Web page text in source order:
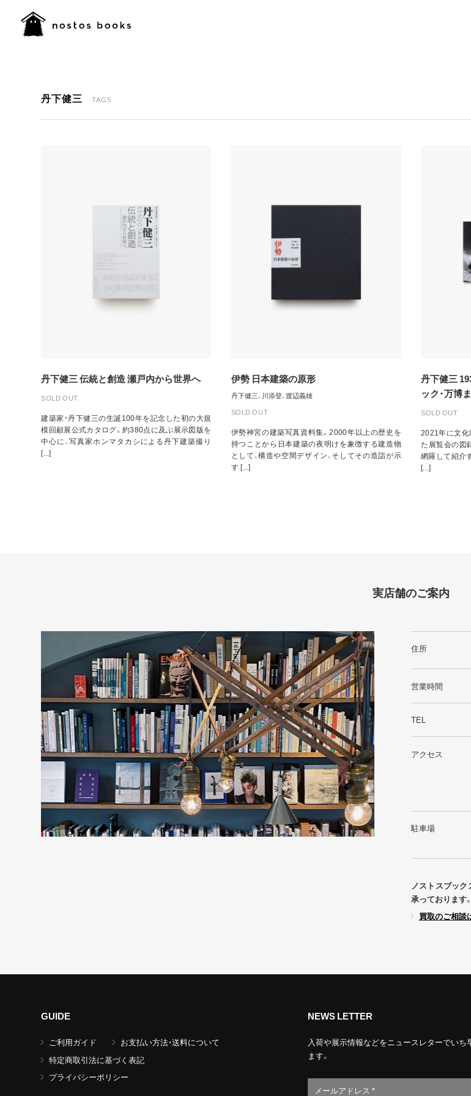
丹下健三 TAGS
丹下健三 伝統と創造 瀬戸内から世界へ
SOLD OUT
建築家・丹下健三の生誕100年を記念した初の大規
模回顧展公式カタログ。約380点に及ぶ展示図版を
中心に、写真家ホンマタカシによる丹下建築撮り
[...]
伊勢 日本建築の原形
丹下健三、川添登、渡辺義雄
SOLD OUT
伊勢神宮の建築写真資料集。2000年以上の歴史を
持つことから日本建築の夜明けを象徴する建造物
として、構造や空間デザイン、そしてその造詣が示
す [...]
丹下健三
ック・万博
SOLD OUT
2021年に文
た展覧会の図
網羅して紹介
[...]
実店舗のご案内
住所
営業時間
TEL
アクセス
駐車場
ノストスブック
承っております
買取のご相談
GUIDE
ご利用ガイド
お支払い方法・送料について
特定商取引法に基づく表記
プライバシーポリシー
NEWS LETTER
入荷や展示情報などをニュースレターでいち
ます。